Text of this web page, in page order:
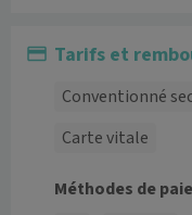
Tarifs et
Conventionné
Carte vitale
Méthodes de